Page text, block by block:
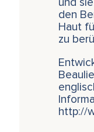
und
den
Haut
zu
http://